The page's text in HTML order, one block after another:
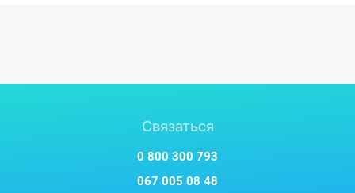
Связаться
0 800 300 793
067 005 08 48